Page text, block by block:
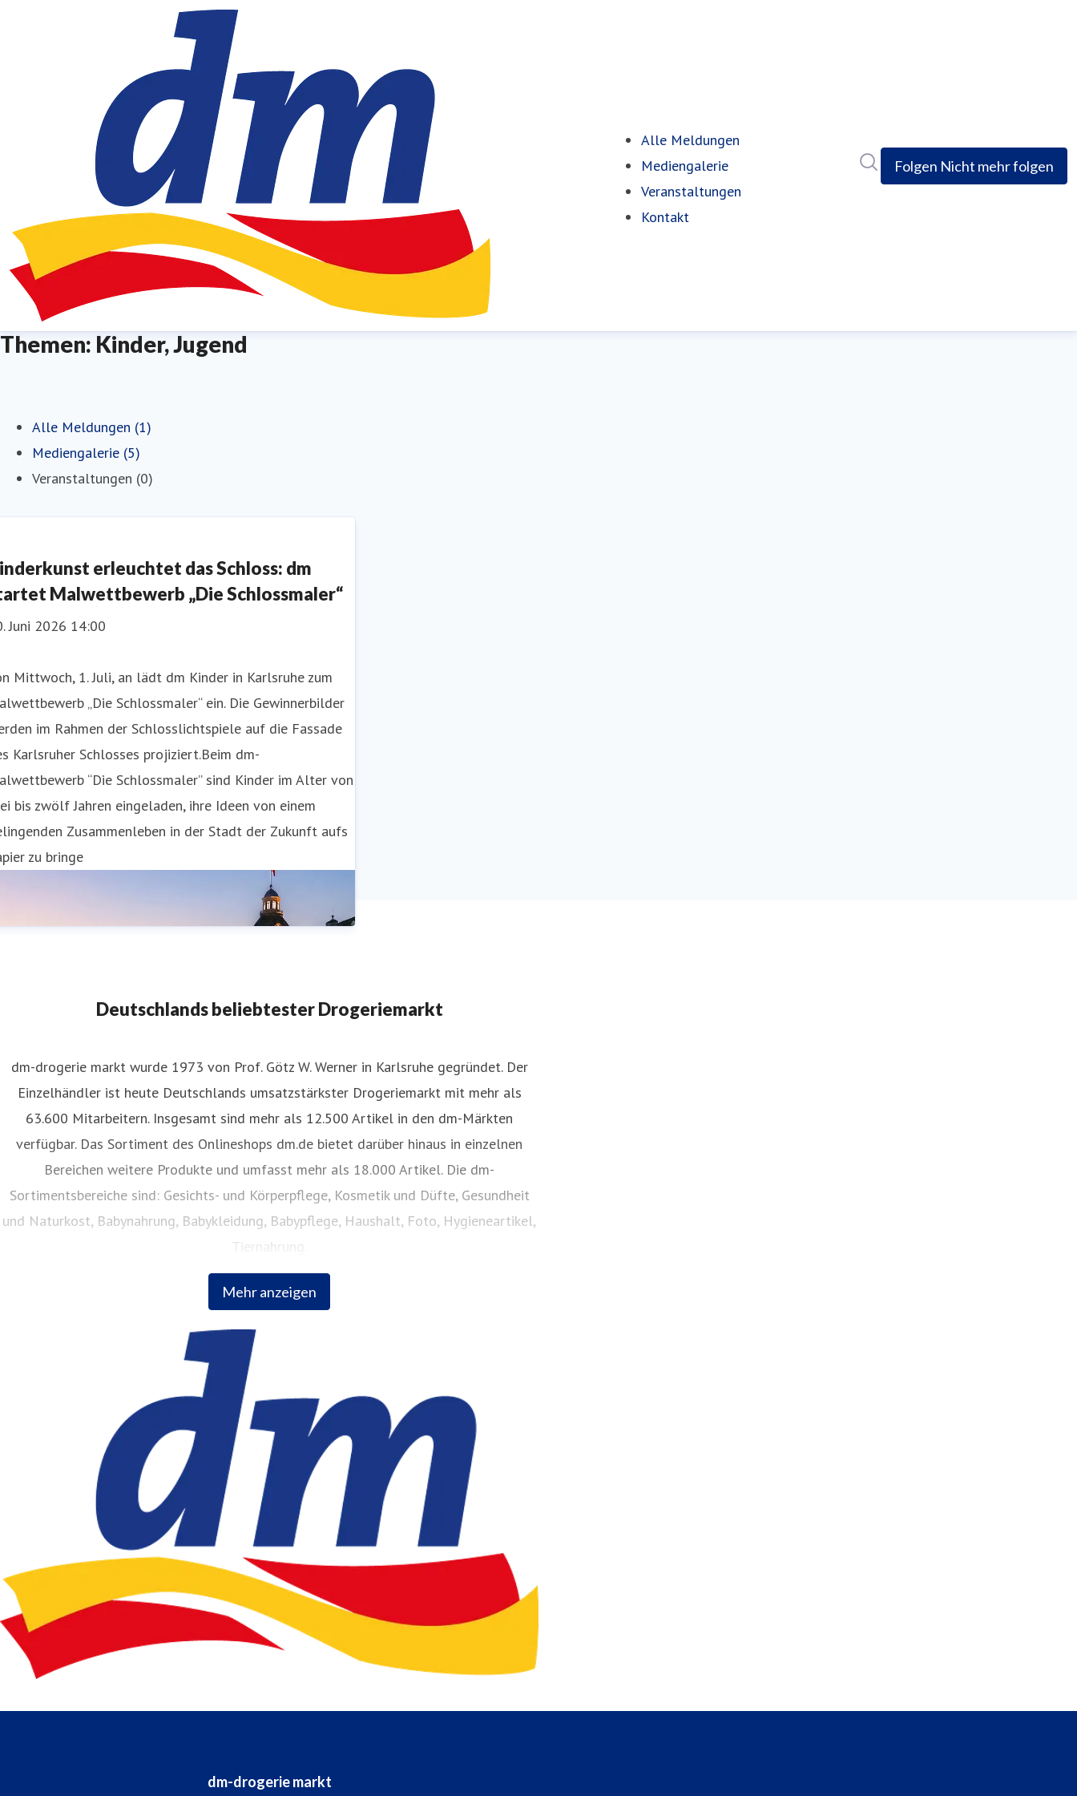
Alle Meldungen
Mediengalerie
Veranstaltungen
Kontakt
Folgen Nicht mehr folgen
Themen: Kinder, Jugend
Alle Meldungen (1)
Mediengalerie (5)
Veranstaltungen (0)
erleuchtet das Schloss: dm
Malwettbewerb „Die Schlossmaler“
Juni 2026 14:00
Mittwoch, 1. Juli, an lädt dm Kinder in Karlsruhe zum
„Die Schlossmaler“ ein. Die Gewinnerbilder
im Rahmen der Schlosslichtspiele auf die Fassade
Karlsruher Schlosses projiziert.Beim dm-
“Die Schlossmaler” sind Kinder im Alter von
bis zwölf Jahren eingeladen, ihre Ideen von einem
Zusammenleben in der Stadt der Zukunft aufs
zu bringe
Deutschlands beliebtester Drogeriemarkt
Mehr anzeigen
dm-drogerie markt wurde 1973 von Prof. Götz W. Werner in Karlsruhe gegründet. Der
Einzelhändler ist heute Deutschlands umsatzstärkster Drogeriemarkt mit mehr als
63.600 Mitarbeitern. Insgesamt sind mehr als 12.500 Artikel in den dm-Märkten
verfügbar. Das Sortiment des Onlineshops dm.de bietet darüber hinaus in einzelnen
Bereichen weitere Produkte und umfasst mehr als 18.000 Artikel. Die dm-
Sortimentsbereiche sind: Gesichts- und Körperpflege, Kosmetik und Düfte, Gesundheit
und Naturkost, Babynahrung, Babykleidung, Babypflege, Haushalt, Foto, Hygieneartikel,
Tiernahrung.
dm-drogerie markt